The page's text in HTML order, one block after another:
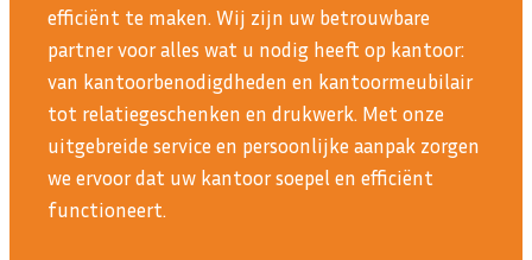
efficiënt te maken. Wij zijn uw betrouwbare
partner voor alles wat u nodig heeft op kantoor:
van kantoorbenodigdheden en kantoormeubilair
tot relatiegeschenken en drukwerk. Met onze
uitgebreide service en persoonlijke aanpak zorgen
we ervoor dat uw kantoor soepel en efficiënt
functioneert.